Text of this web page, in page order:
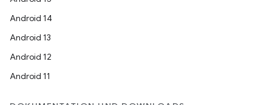
Android 14
Android 13
Android 12
Android 11